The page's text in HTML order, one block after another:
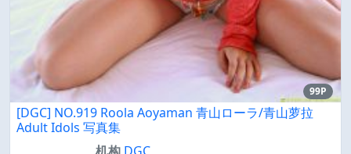
99P
[DGC] NO.919 Roola Aoyaman 青山ローラ/青山萝拉
Adult Idols 写真集